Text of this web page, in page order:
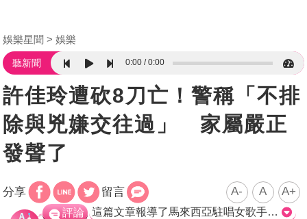
娛樂星聞 娛樂
聽新聞 0:00 0:00
許佳玲遭砍8刀亡！警稱「不排
除與兇嫌交往過」 家屬嚴正
發聲了
分享 留言 A- A A+
評論 這篇文章報導了馬來西亞駐唱女歌手許佳玲被男子謀殺的案件。這一事件給亞洲社會帶來了巨大震撼。根據最新調查，嫌犯因企圖輕生而被留院觀察，警方並未排除許佳玲與兇嫌交往的可能性，但需要更多證據來佐證。在媒體訪問中，許佳玲的男友及其家屬要求警方在公布案件進度時謹慎，避免公佈仍在調查的細節。此外，他們質疑嫌犯自稱是許佳玲男友的說法是否屬實，呼籲警方與家人、好友查證。整個案件仍在持續調查中。 根據報導，警方表示嫌犯目前仍在醫院接受治療，並且他的企圖輕生行為令人關注。然而，需要更多的調查才能確定兇嫌的動機和與許佳玲的關係。警方在進行調查時，應該與許佳玲的家人、好友進行充分的溝通，以確保訊息的真實性以及最大限度地保護許佳玲及其家屬的隱私。 此外，媒體在報導案件時應該謹慎處理，避免對案情進行過度揣測或不準確的報導，以免對公眾、家屬和死者造成不必要的傷害。媒體應重視事實查證，確保所報導的消息真實可靠，以避免誤導觀眾對案情的理解。同時，公眾也應保持冷靜，等待警方調查結果的公佈，避免過度猜測並形成不正確的觀點。 最後，我們也要關注社會對心理健康的重視和支持，尤其是對那些有自殘行為的個人提供適當的幫助和關懷。這樣可以幫助減少類似悲劇事件的發生，保護人們的生命和安全。 對於此事件，希望警方能夠儘快做出正確判斷，查明真相，保障正義。同時也要向許佳玲的家人和親朋好友致以最深切的慰問和哀悼。>